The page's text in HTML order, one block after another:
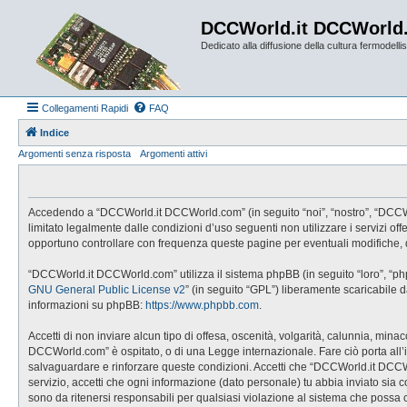
DCCWorld.it
Dedicato alla diffusione della cultura
Collegamenti Rapidi FAQ
Indice
Argomenti senza risposta
Argomenti attivi
Accedendo a “DCCWorld.it DCCWorld.com” (in seguito “noi”, “nostro”,
limitato legalmente dalle condizioni d’uso seguenti non utilizzare i servizi
opportuno controllare con frequenza queste pagine per eventuali
“DCCWorld.it DCCWorld.com” utilizza il sistema phpBB (in seguito “loro”,
GNU General Public License v2” (in seguito “GPL”) liberamente scaricabile
informazioni su phpBB: https://www.phpbb.com.
Accetti di non inviare alcun tipo di offesa, oscenità, volgarità, calunnia,
DCCWorld.com” è ospitato, o di una Legge internazionale. Fare ciò porta
salvaguardare e rinforzare queste condizioni. Accetti che “DCCWorld.it
servizio, accetti che ogni informazione (dato personale) tu abbia inviato sia
sono da ritenersi responsabili per qualsiasi violazione al sistema che possa